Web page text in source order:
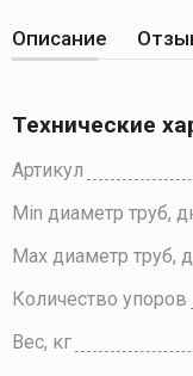
Описание
Технические
Артикул
Min диаметр труб,
Max диаметр труб,
Количество упоров
Вес, кг